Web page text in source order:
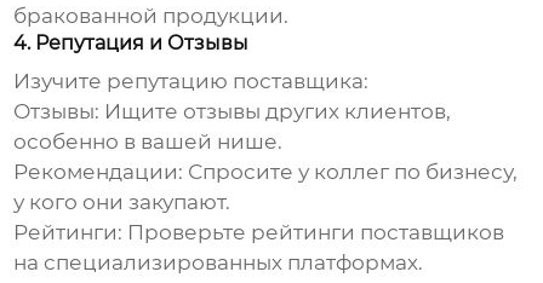
бракованной продукции.
4. Репутация и Отзывы
Изучите репутацию поставщика:
Отзывы: Ищите отзывы других клиентов,
особенно в вашей нише.
Рекомендации: Спросите у коллег по бизнесу,
у кого они закупают.
Рейтинги: Проверьте рейтинги поставщиков
на специализированных платформах.